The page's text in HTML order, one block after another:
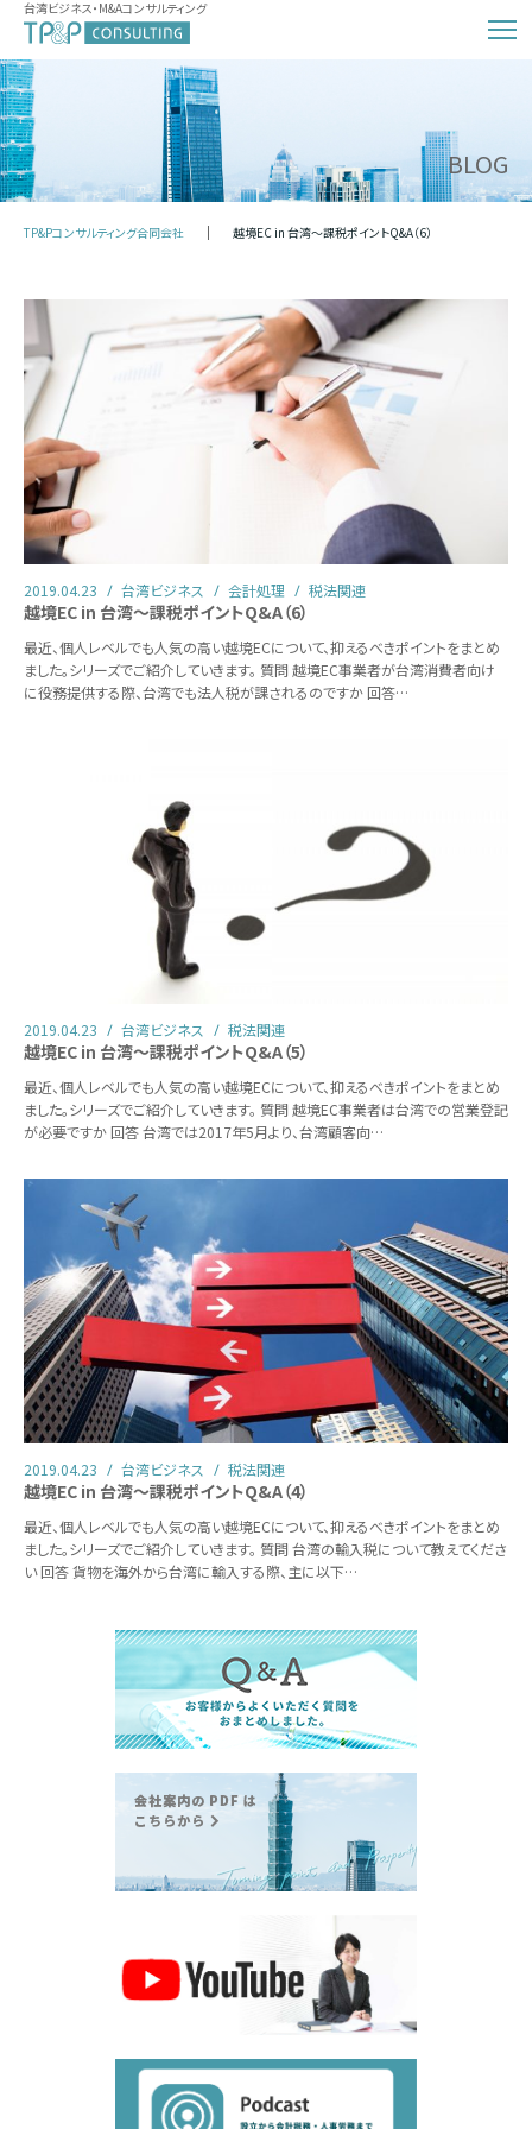
台湾ビジネス・M&Aコンサルティング
BLOG
TP&Pコンサルティング合同会社 越境EC in 台湾～課税ポイントQ&A（6）
2019.04.23 台湾ビジネス 会計処理 税法関連
越境EC in 台湾～課税ポイントQ&A（6）
最近、個人レベルでも人気の高い越境ECについて、抑えるべきポイントをまとめ
ました。シリーズでご紹介していきます。 質問 越境EC事業者が台湾消費者向け
に役務提供する際、台湾でも法人税が課されるのですか 回答…
2019.04.23 台湾ビジネス 税法関連
越境EC in 台湾～課税ポイントQ&A（5）
最近、個人レベルでも人気の高い越境ECについて、抑えるべきポイントをまとめ
ました。シリーズでご紹介していきます。 質問 越境EC事業者は台湾での営業登記
が必要ですか 回答 台湾では2017年5月より、台湾顧客向…
2019.04.23 台湾ビジネス 税法関連
越境EC in 台湾～課税ポイントQ&A（4）
最近、個人レベルでも人気の高い越境ECについて、抑えるべきポイントをまとめ
ました。シリーズでご紹介していきます。 質問 台湾の輸入税について教えてくださ
い 回答 貨物を海外から台湾に輸入する際、主に以下…